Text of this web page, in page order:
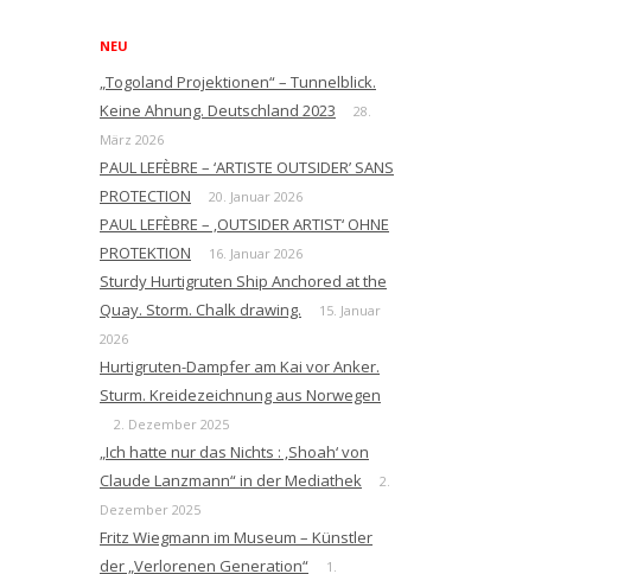
NEU
„Togoland Projektionen“ – Tunnelblick.
Keine Ahnung. Deutschland 2023
28.
März 2026
PAUL LEFÈBRE – ‘ARTISTE OUTSIDER’ SANS
PROTECTION
20. Januar 2026
PAUL LEFÈBRE – ‚OUTSIDER ARTIST‘ OHNE
PROTEKTION
16. Januar 2026
Sturdy Hurtigruten Ship Anchored at the
Quay. Storm. Chalk drawing.
15. Januar
2026
Hurtigruten-Dampfer am Kai vor Anker.
Sturm. Kreidezeichnung aus Norwegen
2. Dezember 2025
„Ich hatte nur das Nichts : ‚Shoah‘ von
Claude Lanzmann“ in der Mediathek
2.
Dezember 2025
Fritz Wiegmann im Museum – Künstler
der „Verlorenen Generation“
1.